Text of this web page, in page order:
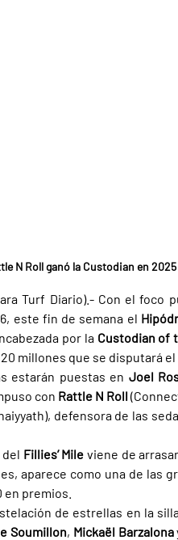
N Roll ganó la Custodian en 2025
Turf Diario).- Con el
este fin de semana el
por la Custodian of
millones que se disputará el
estarán puestas en Joel
con Rattle N Roll
defensora de las
del Fillies’ Mile viene de
aparece como una de las
en premios.
de estrellas en la
Soumillon, Mickaël Barzalona